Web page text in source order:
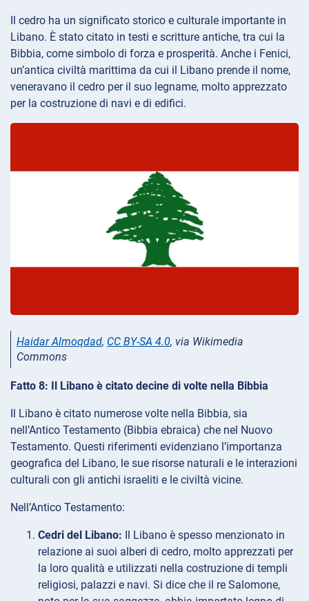
Il cedro ha un significato storico e culturale importante in
Libano. È stato citato in testi e scritture antiche, tra cui la
Bibbia, come simbolo di forza e prosperità. Anche i Fenici,
un’antica civiltà marittima da cui il Libano prende il nome,
veneravano il cedro per il suo legname, molto apprezzato
per la costruzione di navi e di edifici.
Haidar Almoqdad, CC BY-SA 4.0, via Wikimedia
Commons
Fatto 8: Il Libano è citato decine di volte nella Bibbia
Il Libano è citato numerose volte nella Bibbia, sia
nell’Antico Testamento (Bibbia ebraica) che nel Nuovo
Testamento. Questi riferimenti evidenziano l’importanza
geografica del Libano, le sue risorse naturali e le interazioni
culturali con gli antichi israeliti e le civiltà vicine.
Nell’Antico Testamento:
Cedri del Libano: Il Libano è spesso menzionato in
relazione ai suoi alberi di cedro, molto apprezzati per
la loro qualità e utilizzati nella costruzione di templi
religiosi, palazzi e navi. Si dice che il re Salomone,